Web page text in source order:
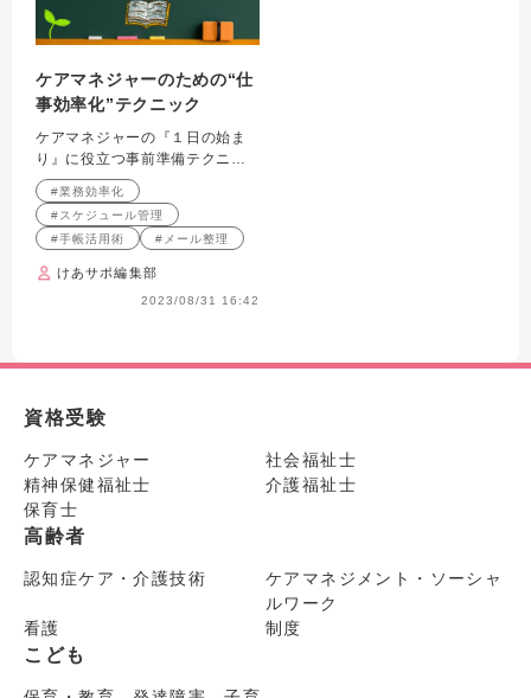
ケアマネジャーのための“仕
事効率化”テクニック
ケアマネジャーの『１日の始ま
り』に役立つ事前準備テクニッ
ク７選！
#業務効率化
#スケジュール管理
#手帳活用術
#メール整理
けあサポ編集部
2023/08/31 16:42
資格受験
ケアマネジャー
社会福祉士
精神保健福祉士
介護福祉士
保育士
高齢者
認知症ケア・介護技術
ケアマネジメント・ソーシャ
ルワーク
看護
制度
こども